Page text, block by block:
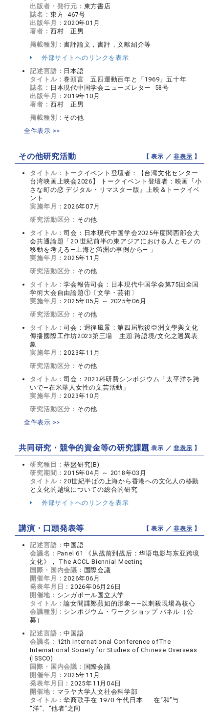
出版者・発行元： 東方書店
誌名： 東方 467号
出版年月：2020年01月
著者： 西村 正男
掲載種別：書評論文，書評，文献紹介等
外部サイトへのリンクを表示
記述言語： 日本語
タイトル：巻頭言 五四運動百年と「1969」五十年
誌名： 日本現代中国学会ニューズレター 58号
出版年月：2019年10月
著者： 西村 正男
掲載種別： その他
全件表示 >>
その他研究活動 【 表示 ／非表示 】
タイトル： トークイベント登壇者：【台湾文化センター
台湾映画上映会2026】 トークイベント登壇者：映画『小
さな町の恋 デジタル・リマスター版』上映＆トークイベ
ント
実施年月：2026年07月
研究活動区分： その他
タイトル：司会：日本現代中国学会2025年度関西部会大
会共通論題「20 世紀前半の東アジアにおける人とモノの
移動を考える―上海と満洲の事例から― 」
実施年月：2025年11月
研究活動区分： その他
タイトル：学会報告司会：日本現代中国学会第75回全国
学術大会自由論題①〔文学・芸術〕
実施年月：2025年05月 ～ 2025年06月
研究活動区分： その他
タイトル：司会：迥徑風景：第四屆戰後亞洲文學與文化
傳播國際工作坊2023第三場 主題:跨語境/文化之迥異表
象
実施年月：2023年11月
研究活動区分： その他
タイトル：司会：2023科研費シンポジウム「太平洋を跨
いで―在米華人女性の文芸活動」
実施年月：2023年10月
研究活動区分： その他
全件表示 >>
共同研究・競争的資金等の研究課題【 表示 ／非表示 】
研究種目：基盤研究(B)
研究期間：2015年04月 ～ 2018年03月
タイトル：20世紀半ばの上海から香港への文化人の移動
と文化的越境についての総合的研究
外部サイトへのリンクを表示
講演・口頭発表等 【 表示 ／非表示 】
記述言語：中国語
会議名： Panel 61 《从战前到战后：华语电影与东亚跨境
文化》， The ACCL Biennial Meeting
国際・国内会議： 国際会議
開催年月：2026年06月
発表年月日：2026年06月26日
開催地： シンガポール国立大学
タイトル：論女間諜鄭蘋如的形象——以刺殺現場為核心
会議種別： シンポジウム・ワークショップ パネル（公
募）
記述言語：中国語
会議名： 12th International Conference ofThe
International Society for Studies of Chinese Overseas
(ISSCO)
国際・国内会議： 国際会議
開催年月：2025年11月
発表年月日：2025年11月04日
開催地： マラヤ大学人文社会科学部
タイトル：华裔歌手在 1970 年代日本——在“和”与
“洋”、“他者”之间